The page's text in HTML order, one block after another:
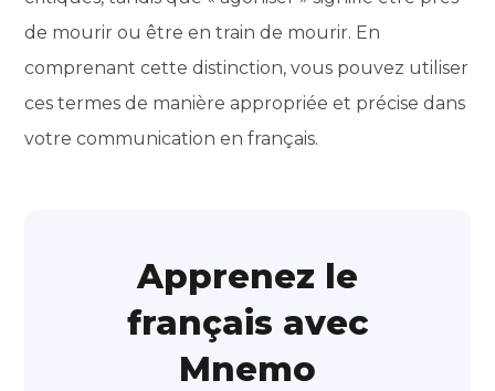
de mourir ou être en train de mourir. En
comprenant cette distinction, vous pouvez utiliser
ces termes de manière appropriée et précise dans
votre communication en français.
Apprenez le
français avec
Mnemo